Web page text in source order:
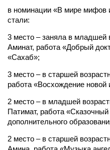
в номинации «В мире мифов
стали:
3 место – заняла в младшей
Аминат, работа «Добрый
«Сахаб»;
3 место – в старшей
работа «Восхождение
2 место – в младшей
Патимат, работа
дополнительного
2 место – в старшей